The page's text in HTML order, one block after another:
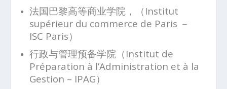
法国巴黎高等商业学院，（Institut
supérieur du commerce de Paris －
ISC Paris）
行政与管理预备学院（Institut de
Préparation à l’Administration et à la
Gestion – IPAG）